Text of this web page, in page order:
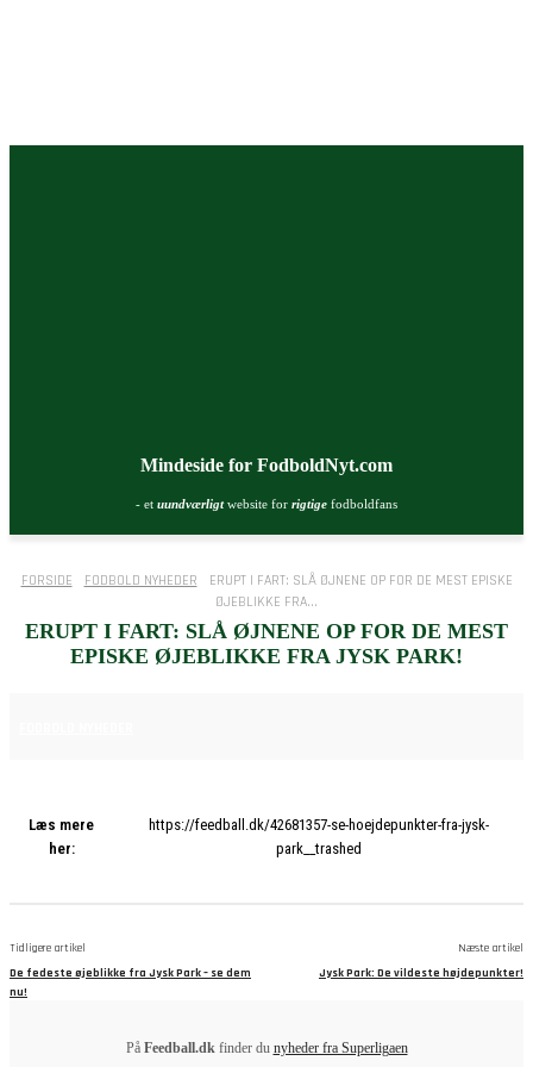
Mindeside for FodboldNyt.com
- et uundværligtwebsite for rigtige fodboldfans
FORSIDE FODBOLD NYHEDER
ERUPT I FART: SLÅ ØJNENE OP FOR DE MEST EPISKE
ØJEBLIKKE FRA...
ERUPT I FART: SLÅ ØJNENE OP FOR DE MEST
EPISKE ØJEBLIKKE FRA JYSK PARK!
Læs mere
her:
https://feedball.dk/42681357-se-hoejdepunkter-fra-jysk-
park__trashed
Tidligere artikel
De fedeste øjeblikke fra Jysk Park – se dem
nu!
Næste artikel
Jysk Park: De vildeste højdepunkter!
På Feedball.dkfinder du nyheder fra Superligaen